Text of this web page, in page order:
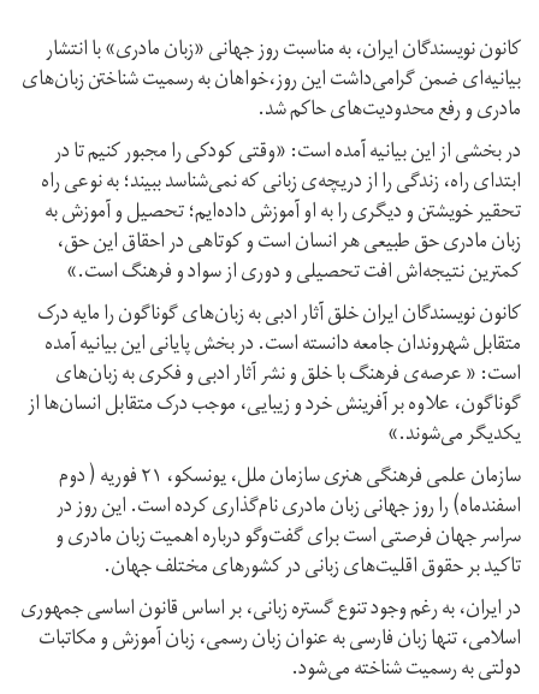
کانون نویسندگان ایران، به مناسبت روز جهانی «زبان مادری» با انتشار
بیانیه‌ای ضمن گرامی‌داشت این روز،خواهان به رسمیت شناختن زبان‌های
مادری و رفع محدودیت‌های حاکم شد.
در بخشی از این بیانیه آمده است: «وقتی کودکی را مجبور کنیم تا در
ابتدای راه، زندگی را از دریچه‌ی زبانی که نمی‌شناسد ببیند؛ به نوعی راه
تحقیر خویشتن و دیگری را به او آموزش داده‌ایم؛ تحصیل و آموزش به
زبان مادری حق طبیعی هر انسان است و کوتاهی در احقاق این حق،
کمترین نتیجه‌اش افت تحصیلی و دوری از سواد و فرهنگ است.»
کانون نویسندگان ایران خلق آثار ادبی به زبان‌های گوناگون را مایه درک
متقابل شهروندان جامعه دانسته است. در بخش پایانی این بیانیه آمده
است: « عرصه‌ی فرهنگ با خلق و نشر آثار ادبی و فکری به زبان‌های
گوناگون، علاوه بر آفرینش خرد و زیبایی، موجب درک متقابل انسان‌ها از
یکدیگر می‌شوند.»
سازمان علمی فرهنگی هنری سازمان ملل، یونسکو، ۲۱ فوریه ( دوم
اسفند‌ماه) را روز جهانی زبان مادری نام‌گذاری کرده است. این روز در
سراسر جهان فرصتی است برای گفت‌وگو درباره اهمیت زبان مادری و
تاکید بر حقوق اقلیت‌های زبانی در کشورهای مختلف جهان.
در ایران، به رغم وجود تنوع گستره زبانی، بر اساس قانون اساسی جمهوری
اسلامی، تنها زبان فارسی به عنوان زبان رسمی، زبان آموزش و مکاتبات
دولتی به رسمیت شناخته می‌شود.